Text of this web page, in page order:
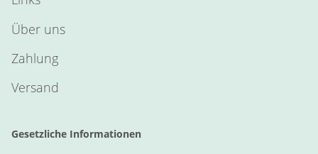
Über uns
Zahlung
Versand
Gesetzliche Informationen